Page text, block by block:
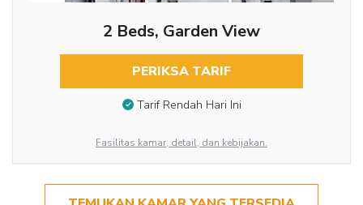
2 Beds, Garden View
PERIKSA TARIF
Tarif Rendah Hari Ini
Fasilitas kamar, detail, dan kebijakan.